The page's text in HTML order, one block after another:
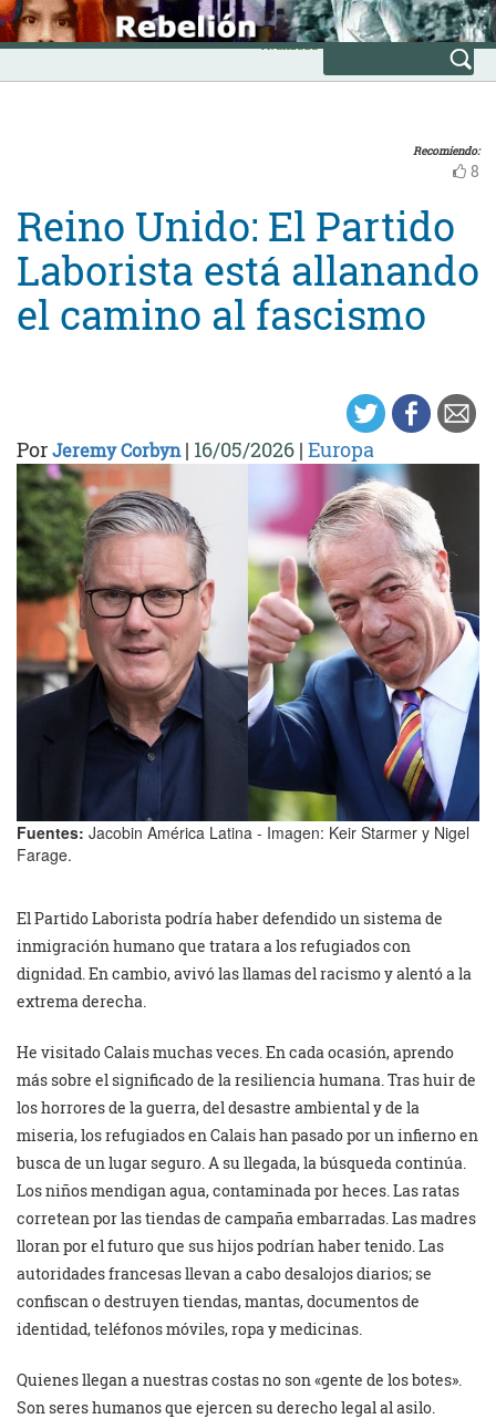
Skip
to
content
INICIO
Avanzada
Recomiendo:
8
Reino Unido: El Partido
Laborista está allanando
el camino al fascismo
PorJeremy Corbyn| 16/05/2026 | Europa
Fuentes: Jacobin América Latina - Imagen: Keir Starmer y Nigel
Farage.
El Partido Laborista podría haber defendido un sistema de
inmigración humano que tratara a los refugiados con
dignidad. En cambio, avivó las llamas del racismo y alentó a la
extrema derecha.
He visitado Calais muchas veces. En cada ocasión, aprendo
más sobre el significado de la resiliencia humana. Tras huir de
los horrores de la guerra, del desastre ambiental y de la
miseria, los refugiados en Calais han pasado por un infierno en
busca de un lugar seguro. A su llegada, la búsqueda continúa.
Los niños mendigan agua, contaminada por heces. Las ratas
corretean por las tiendas de campaña embarradas. Las madres
lloran por el futuro que sus hijos podrían haber tenido. Las
autoridades francesas llevan a cabo desalojos diarios; se
confiscan o destruyen tiendas, mantas, documentos de
identidad, teléfonos móviles, ropa y medicinas.
Quienes llegan a nuestras costas no son «gente de los botes».
Son seres humanos que ejercen su derecho legal al asilo.